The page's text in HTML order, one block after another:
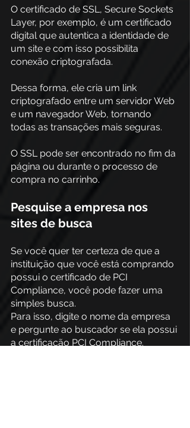
O certificado de SSL, Secure Sockets
Layer, por exemplo, é um certificado
digital que autentica a identidade de
um site e com isso possibilita
conexão criptografada.
Dessa forma, ele cria um link
criptografado entre um servidor Web
e um navegador Web, tornando
todas as transações mais seguras.
O SSL pode ser encontrado no fim da
página ou durante o processo de
compra no carrinho.
Pesquise a empresa nos
sites de busca
Se você quer ter certeza de que a
instituição que você está comprando
possui o certificado de PCI
Compliance, você pode fazer uma
simples busca.
Para isso, digite o nome da empresa
e pergunte ao buscador se ela possui
a certificação PCI Compliance.